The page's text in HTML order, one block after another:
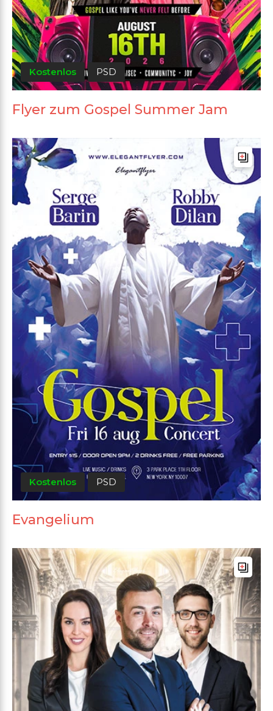
Kostenlos PSD
Flyer zum Gospel Summer Jam
Kostenlos PSD
Evangelium